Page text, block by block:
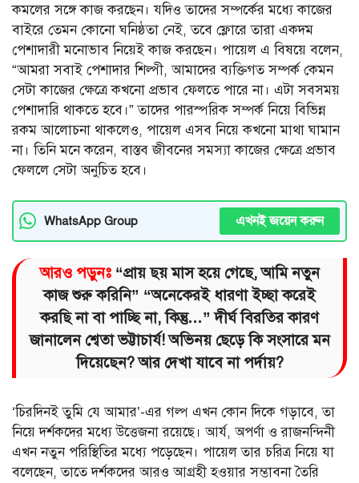
কমলের সঙ্গে কাজ করছেন। যদিও তাদের সম্পর্কের মধ্যে কাজের
বাইরে তেমন কোনো ঘনিষ্ঠতা নেই, তবে ফ্লোরে তারা একদম
পেশাদারী মনোভাব নিয়েই কাজ করছেন। পায়েল এ বিষয়ে বলেন,
“আমরা সবাই পেশাদার শিল্পী, আমাদের ব্যক্তিগত সম্পর্ক কেমন
সেটা কাজের ক্ষেত্রে কখনো প্রভাব ফেলতে পারে না। এটা সবসময়
পেশাদারি থাকতে হবে।” তাদের পারস্পরিক সম্পর্ক নিয়ে বিভিন্ন
রকম আলোচনা থাকলেও, পায়েল এসব নিয়ে কখনো মাথা ঘামান
না। তিনি মনে করেন, বাস্তব জীবনের সমস্যা কাজের ক্ষেত্রে প্রভাব
ফেললে সেটা অনুচিত হবে।
WhatsApp Group এখনই জয়েন করুন
আরও পড়ুনঃ “প্রায় ছয় মাস হয়ে গেছে, আমি নতুন
কাজ শুরু করিনি” “অনেকেরই ধারণা ইচ্ছা করেই
করছি না বা পাচ্ছি না, কিন্তু…” দীর্ঘ বিরতির কারণ
জানালেন শ্বেতা ভট্টাচার্য! অভিনয় ছেড়ে কি সংসারে মন
দিয়েছেন? আর দেখা যাবে না পর্দায়?
‘চিরদিনই তুমি যে আমার’-এর গল্প এখন কোন দিকে গড়াবে, তা
নিয়ে দর্শকদের মধ্যে উত্তেজনা রয়েছে। আর্য, অপর্ণা ও রাজনন্দিনী
এখন নতুন পরিস্থিতির মধ্যে পড়েছেন। পায়েল তার চরিত্র নিয়ে যা
বলেছেন, তাতে দর্শকদের আরও আগ্রহী হওয়ার সম্ভাবনা তৈরি